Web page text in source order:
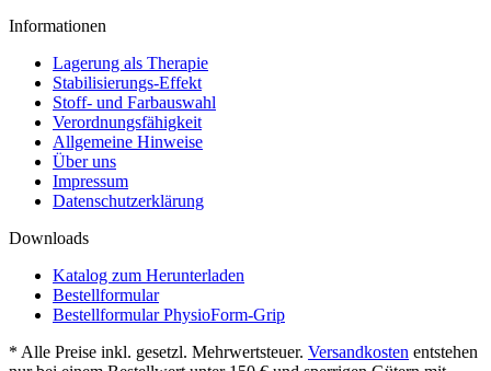
Informationen
Lagerung als Therapie
Stabilisierungs-Effekt
Stoff- und Farbauswahl
Verordnungsfähigkeit
Allgemeine Hinweise
Über uns
Impressum
Datenschutzerklärung
Downloads
Katalog zum Herunterladen
Bestellformular
Bestellformular PhysioForm-Grip
* Alle Preise inkl. gesetzl. Mehrwertsteuer. Versandkosten entstehen